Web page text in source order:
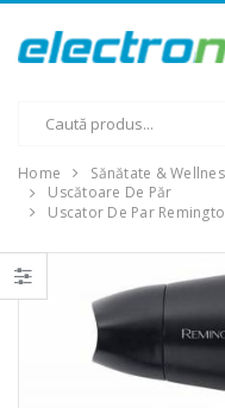
Home Sănătate &
Uscătoare De Păr
Uscator De Par